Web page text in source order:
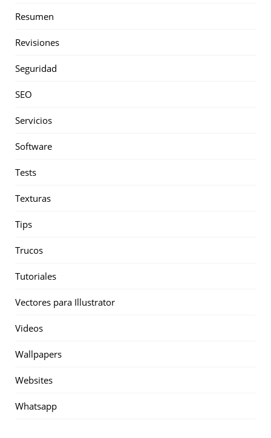
Resumen
Revisiones
Seguridad
SEO
Servicios
Software
Tests
Texturas
Tips
Trucos
Tutoriales
Vectores para Illustrator
Videos
Wallpapers
Websites
Whatsapp